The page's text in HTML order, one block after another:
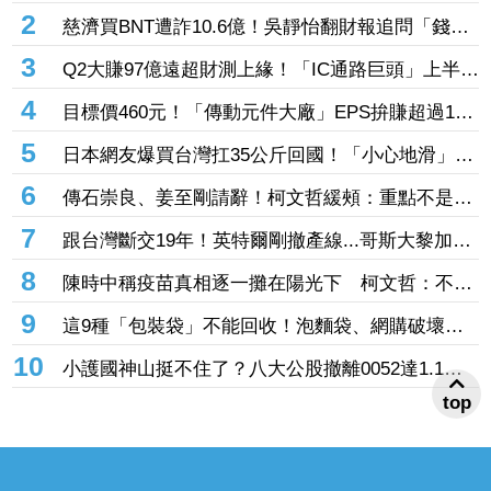
00940連3配0.05元！2檔ETF下周除息「這檔主動
式ETF」年化配息率逼11%超香 最後上車日曝
2
慈濟買BNT遭詐10.6億！吳靜怡翻財報追問「錢從
哪支出」：核銷不會出問題嗎
3
Q2大賺97億遠超財測上緣！「IC通路巨頭」上半年
EPS站上13元 工業與AI應用需求持續復甦加持
4
目標價460元！「傳動元件大廠」EPS拚賺超過1股
本 半導體設備需求爆發、漲價有戲
5
日本網友爆買台灣扛35公斤回國！「小心地滑」告
示牌也帶走 3萬人笑翻
6
傳石崇良、姜至剛請辭！柯文哲緩頰：重點不是誰
下台 是致癌物從哪來、油流去哪
7
跟台灣斷交19年！英特爾剛撤產線...哥斯大黎加連
2年來台參展搶半導體商機
8
陳時中稱疫苗真相逐一攤在陽光下 柯文哲：不要
臉、完全沒天良沒良心
9
這9種「包裝袋」不能回收！泡麵袋、網購破壞袋
都上榜 丟錯最高罰6000元
10
小護國神山挺不住了？八大公股撤離0052達1.1 top